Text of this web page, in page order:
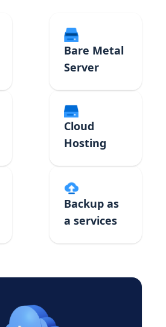
Bare Metal
Server
Cloud
Hosting
Backup as
a services